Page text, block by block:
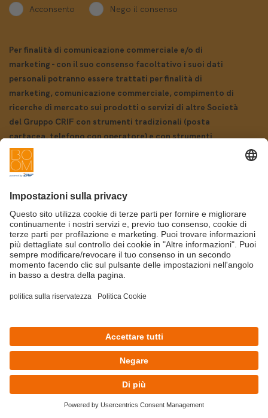
Acconsento
Nego il consenso
Per finalità di comunicazione commerciale e/o di
marketing - con il suo consenso facoltativo i suoi dati
personali potranno essere trattati per finalità di
marketing, comunicazione commerciale, compimento di
ricerche di mercato sui prodotti o servizi di altre Società
del Gruppo CRIF con strumenti tradizionali (posta
cartacea, telefono con operatore) e con strumenti
automatizzati (email, sms, fax etc).
Acconsento
Captcha*
Iscriviti ora